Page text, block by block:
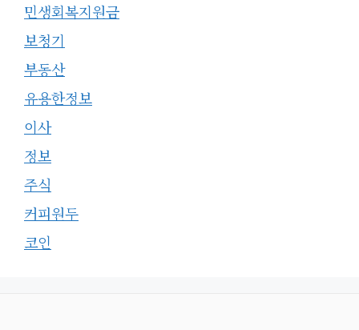
민생회복지원금
보청기
부동산
유용한정보
이사
정보
주식
커피원두
코인